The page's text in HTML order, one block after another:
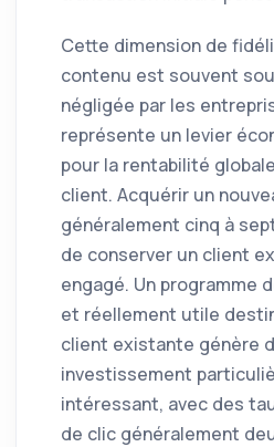
Cette dimension de
contenu est souvent
négligée par les
représente un levier
pour la rentabilité
client. Acquérir un
généralement cinq à
de conserver un client
engagé. Un programme
et réellement utile
client existante génère
investissement
intéressant, avec des
de clic généralement